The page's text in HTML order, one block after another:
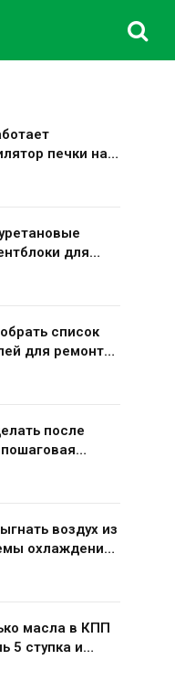
печки на
для
список
для ремонта
после
воздух из
охлаждения
масла в КПП
5 ступка и